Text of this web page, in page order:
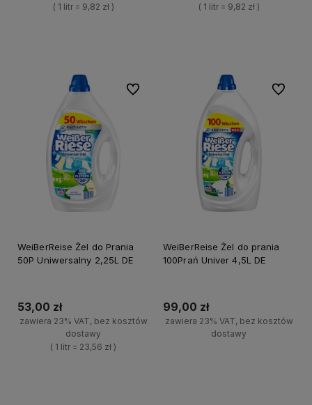
( 1 litr = 9,82 zł )
( 1 litr = 9,82 zł )
WeiBerReise Żel do Prania
50P Uniwersalny 2,25L DE
53,00 zł
zawiera 23% VAT, bez kosztów
dostawy
( 1 litr = 23,56 zł )
Do ulubionych
WeiBerReise Żel do prania
100Prań Univer 4,5L DE
99,00 zł
zawiera 23% VAT, bez kosztów
dostawy
Do